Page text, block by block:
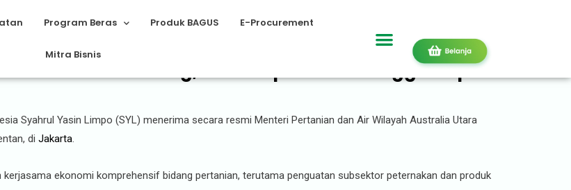
Program Beras Produk BAGUS E-Procurement
Mitra Bisnis
3 Hal Penting, dari Ekspor Beras hingga Impor
Syahrul Yasin Limpo (SYL) menerima secara resmi Menteri Pertanian dan Air Wilayah Australia Utara
di Jakarta.
ekonomi komprehensif bidang pertanian, terutama penguatan subsektor peternakan dan produk